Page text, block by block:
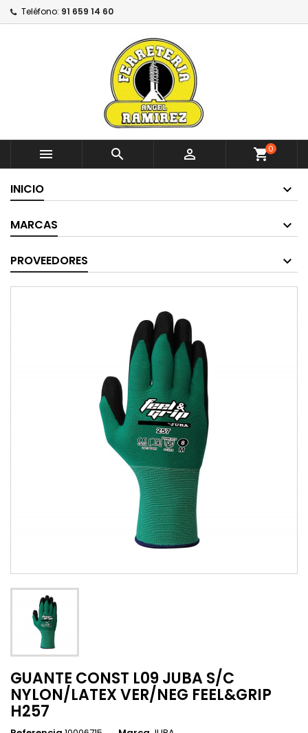
Teléfono: 91 659 14 60
   shopping_cart0
INICIO
MARCAS
PROVEEDORES
GUANTE CONST L09 JUBA S/C
NYLON/LATEX VER/NEG FEEL&GRIP
H257